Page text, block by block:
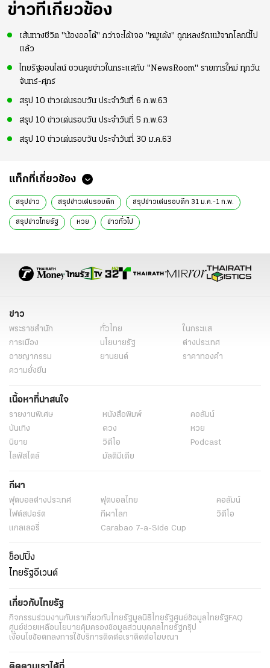
ข่าวที่เกี่ยวข้อง
เส้นทางชีวิต "น้องออโต้" กว่าจะได้เจอ "หมูเด้ง" ถูกหลงรักแม้จากโลกนี้ไป
แล้ว
ไทยรัฐออนไลน์ ชวนคุยข่าวในกระแสกับ "NewsRoom" รายการใหม่ ทุกวัน
จันทร์-ศุกร์
สรุป 10 ข่าวเด่นรอบวัน ประจำวันที่ 6 ก.พ.63
สรุป 10 ข่าวเด่นรอบวัน ประจำวันที่ 5 ก.พ.63
สรุป 10 ข่าวเด่นรอบวัน ประจำวันที่ 30 ม.ค.63
แท็กที่เกี่ยวข้อง
สรุปข่าว สรุปข่าวเด่นรอบดึก สรุปข่าวเด่นรอบดึก 31 ม.ค.-1 ก.พ.
สรุปข่าวไทยรัฐ หวย ข่าวทั่วไป
ข่าว
พระราชสำนัก ทั่วไทย
ในกระแส
การเมือง
นโยบายรัฐ
ต่างประเทศ
อาชญากรรม
ยานยนต์
ราคาทองคำ
ความยั่งยืน
เนื้อหาที่น่าสนใจ
รายงานพิเศษ หนังสือพิมพ์
คอลัมน์
บันเทิง
ดวง
หวย
นิยาย
วิดีโอ
Podcast
ไลฟ์สไตล์
มัลติมีเดีย
กีฬา
ฟุตบอลต่่างประเทศ ฟุตบอลไทย
คอลัมน์
ไฟต์สปอร์ต
กีฬาโลก
วิดีโอ
แกลเลอรี่
Carabao 7-a-Side Cup
ช็อปปิ้ง
ไทยรัฐอีเวนต์
เกี่ยวกับไทยรัฐ
กิจกรรมร่วมงานกับเราเกี่ยวกับไทยรัฐมูลนิธิไทยรัฐศูนย์ข้อมูลไทยรัฐFAQ
ศูนย์ช่วยเหลือนโยบายคุ้มครองข้อมูลส่วนบุคคลไทยรัฐกรุ๊ป
เงื่อนไขข้อตกลงการใช้บริการติดต่อเราติดต่อโฆษณา